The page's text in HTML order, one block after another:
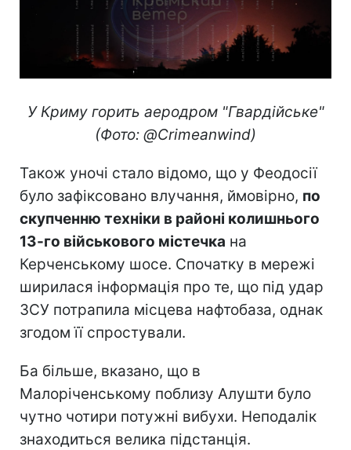
У Криму горить аеродром "Гвардійське"
(Фото: @Crimeanwind)
Також уночі стало відомо, що у Феодосії
було зафіксовано влучання, ймовірно, по
скупченню техніки в районі колишнього
13-го військового містечка на
Керченському шосе. Спочатку в мережі
ширилася інформація про те, що під удар
ЗСУ потрапила місцева нафтобаза, однак
згодом її спростували.
Ба більше, вказано, що в
Малоріченському поблизу Алушти було
чутно чотири потужні вибухи. Неподалік
знаходиться велика підстанція.